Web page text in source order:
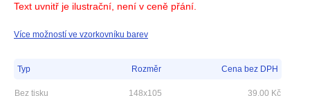
Text uvnitř je ilustrační, není v ceně přání.
Více možností ve vzorkovníku barev
Typ Rozměr Cena bez DPH
Bez tisku 148x105 39,00 Kč